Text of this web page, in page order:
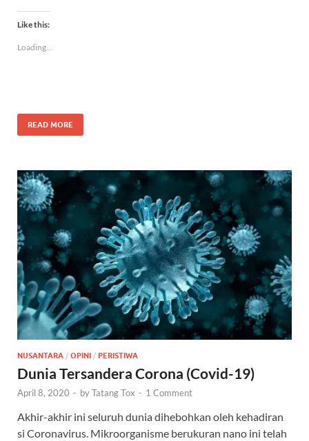
Like this:
Loading...
READ MORE
NUSANTARA / OPINI / PERISTIWA
Dunia Tersandera Corona (Covid-19)
April 8, 2020 - byTatang Tox - 1 Comment
Akhir-akhir ini seluruh dunia dihebohkan oleh kehadiran
si Coronavirus. Mikroorganisme berukuran nano ini telah